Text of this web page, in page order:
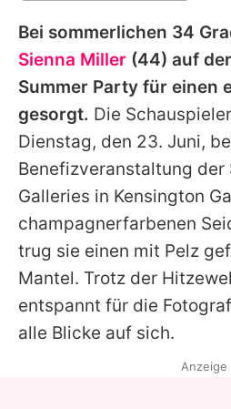
Alle Themen auf
Jobs
App
Team
Redaktionelle
Bei sommerlichen 34
Sienna Miller (44) auf
Summer Party für einen
gesorgt. Die
Dienstag, den 23. Juni,
Benefizveranstaltung der
Galleries in Kensington
champagnerfarbenen
trug sie einen mit Pelz
Mantel. Trotz der
entspannt für die
alle Blicke auf sich.
Anzeige